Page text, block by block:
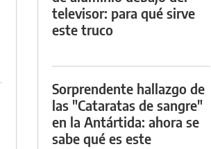
televisor: para qué sirve
este truco
Sorprendente hallazgo de
las "Cataratas de sangre"
en la Antártida: ahora se
sabe qué es este